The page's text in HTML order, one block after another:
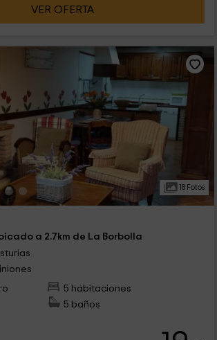
VER OFERTA
18 Fotos
a 2.7km de La Borbolla
5 habitaciones
5 baños